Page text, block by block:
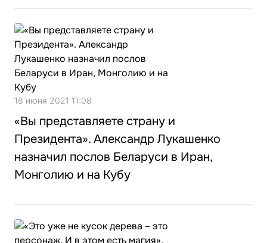
18 июня 2021 11:08
«Вы представляете страну и
Президента». Александр Лукашенко
назначил послов Беларуси в Иран,
Монголию и на Кубу